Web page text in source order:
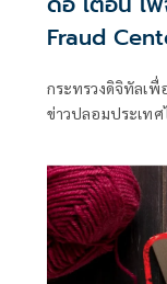
Fraud
ติดตามรับเ
สูญเงิน-ข้อ
กระทรวงดิจิทัลเ
ข่าวปลอมประเทศไทย (AFNC) เปิดเ
ปัญหาภัยความมั่น
รัฐมนตรีว่าการกร
โดยยกระดับความ
ภัยอาชญากรรมทา